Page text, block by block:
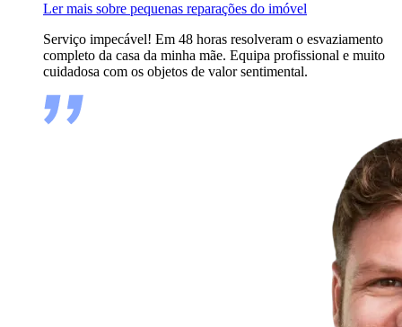
Ler mais sobre pequenas reparações do imóvel
Serviço impecável! Em 48 horas resolveram o esvaziamento
completo da casa da minha mãe. Equipa profissional e muito
cuidadosa com os objetos de valor sentimental.